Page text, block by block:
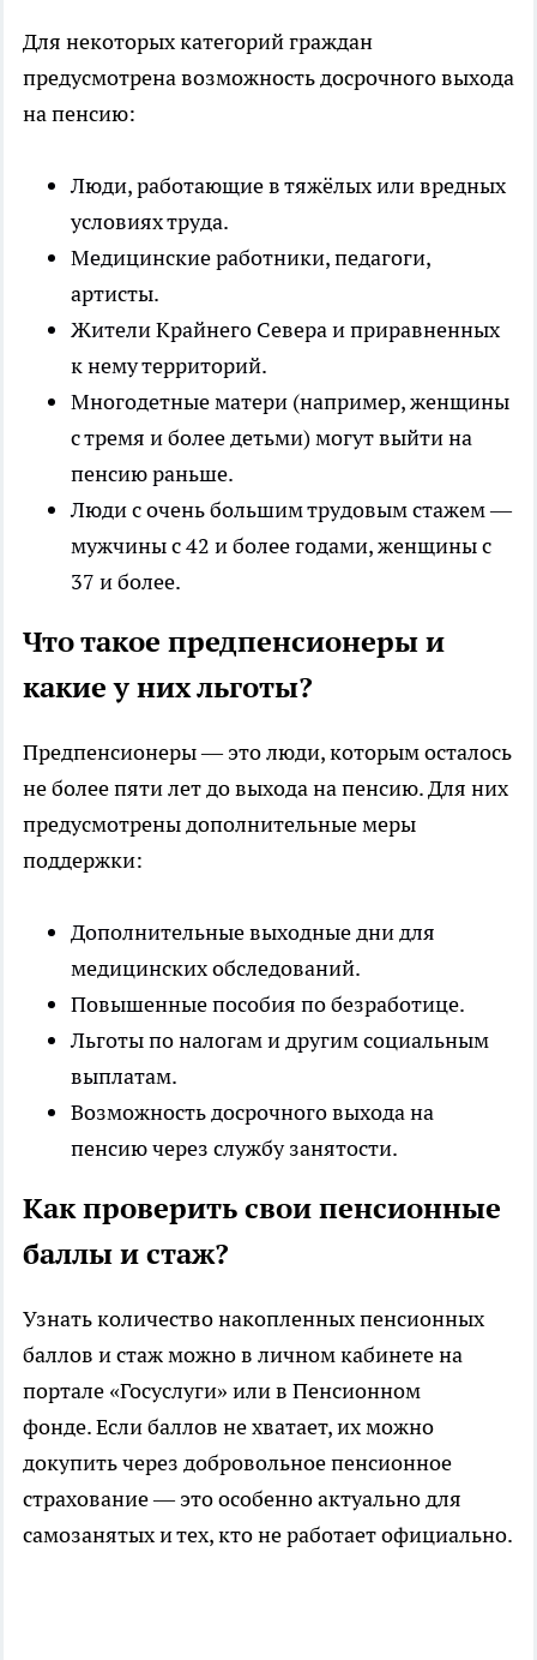
Для некоторых категорий граждан
предусмотрена возможность досрочного выхода
на пенсию:
Люди, работающие в тяжёлых или вредных
условиях труда.
Медицинские работники, педагоги,
артисты.
Жители Крайнего Севера и приравненных
к нему территорий.
Многодетные матери (например, женщины
с тремя и более детьми) могут выйти на
пенсию раньше.
Люди с очень большим трудовым стажем —
мужчины с 42 и более годами, женщины с
37 и более.
Что такое предпенсионеры и
какие у них льготы?
Предпенсионеры — это люди, которым осталось
не более пяти лет до выхода на пенсию. Для них
предусмотрены дополнительные меры
поддержки:
Дополнительные выходные дни для
медицинских обследований.
Повышенные пособия по безработице.
Льготы по налогам и другим социальным
выплатам.
Возможность досрочного выхода на
пенсию через службу занятости.
Как проверить свои пенсионные
баллы и стаж?
Узнать количество накопленных пенсионных
баллов и стаж можно в личном кабинете на
портале «Госуслуги» или в Пенсионном
фонде. Если баллов не хватает, их можно
докупить через добровольное пенсионное
страхование — это особенно актуально для
самозанятых и тех, кто не работает официально.